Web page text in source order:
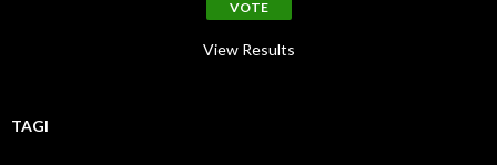
View Results
TAGI